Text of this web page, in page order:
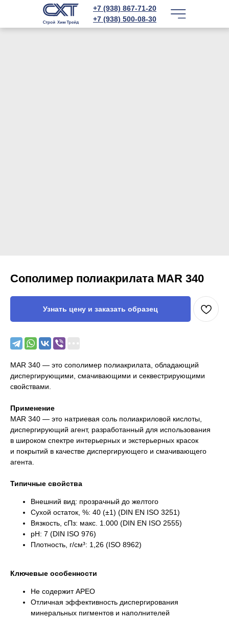
+7 (938) 867-71-20
+7 (938) 500-08-30
Cополимер полиакрилата MAR 340
Узнать цену и заказать образец
MAR 340 — это сополимер полиакрилата, обладающий
диспергирующими, смачивающими и секвестрирующими
свойствами.
Применение
MAR 340 — это натриевая соль полиакриловой кислоты,
диспергирующий агент, разработанный для использования
в широком спектре интерьерных и экстерьерных красок
и покрытий в качестве диспергирующего и смачивающего
агента.
Типичные свойства
Внешний вид: прозрачный до желтого
Сухой остаток, %: 40 (±1) (DIN EN ISO 3251)
Вязкость, сПз: макс. 1.000 (DIN EN ISO 2555)
pH: 7 (DIN ISO 976)
Плотность, г/см³: 1,26 (ISO 8962)
Ключевые особенности
Не содержит APEO
Отличная эффективность диспергирования
минеральных пигментов и наполнителей